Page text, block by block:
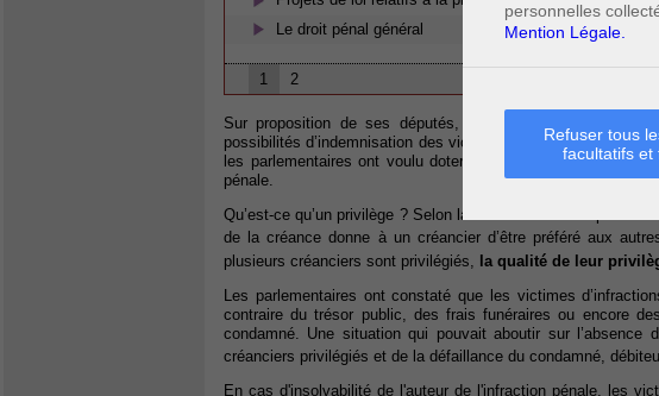
personnelles
Mention Légale.
Refuser tous
facultatifs et
Le droit pénal général
1 2
Sur proposition de ses députés, la Chambre adoptait le
possibilités d’indemnisation des victimes d’infractions
les parlementaires ont voulu doter celles-ci d’un avantage
pénale.
Qu’est-ce qu’un privilège ? Selon la définition donnée par
de la créance donne à un créancier d’être préféré aux
plusieurs créanciers sont privilégiés,
la qualité de leur
Les parlementaires ont constaté que les victimes
contraire du trésor public, des frais funéraires ou encore
condamné. Une situation qui pouvait aboutir sur l’absence
créanciers privilégiés et de la défaillance du condamné,
En cas d'insolvabilité de l'auteur de l'infraction pénale, les